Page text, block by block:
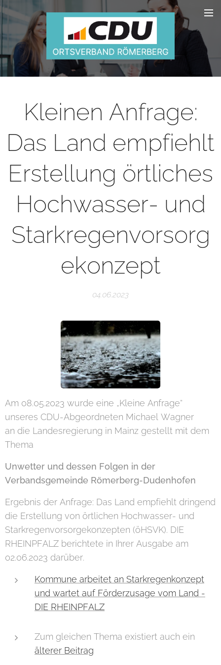
Kleinen Anfrage:
Das Land empfiehlt
Erstellung örtliches
Hochwasser- und
Starkregenvorsorg
ekonzept
04.06.2023
Am 08.05.2023 wurde eine „Kleine Anfrage“
unseres CDU-Abgeordneten Michael Wagner
an die Landesregierung in Mainz gestellt mit dem
Thema
Unwetter und dessen Folgen in der
Verbandsgemeinde Römerberg-Dudenhofen
Ergebnis der Anfrage: Das Land empfiehlt dringend
die Erstellung von örtlichen Hochwasser- und
Starkregenvorsorgekonzepten (öHSVK). DIE
RHEINPFALZ berichtete in Ihrer Ausgabe am
02.06.2023 darüber.
Kommune arbeitet an Starkregenkonzept
und wartet auf Förderzusage vom Land -
DIE RHEINPFALZ
Zum gleichen Thema existiert auch ein
älterer Beitrag